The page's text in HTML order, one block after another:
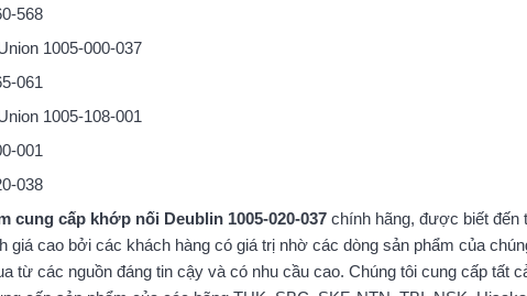
568
1005-000-037
061
1005-108-001
001
038
cung cấp khớp nối Deublin 1005-020-037 chính hãng, được biết đến
giá cao bởi các khách hàng có giá trị nhờ các dòng sản phẩm của
từ các nguồn đáng tin cậy và có nhu cầu cao. Chúng tôi cung cấp tất